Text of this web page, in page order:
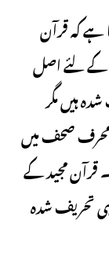
کہ قرآن
کے لئے اصل
ہیں مگر
محرف صحف میں
قرآن مجید کے
تحریف شدہ